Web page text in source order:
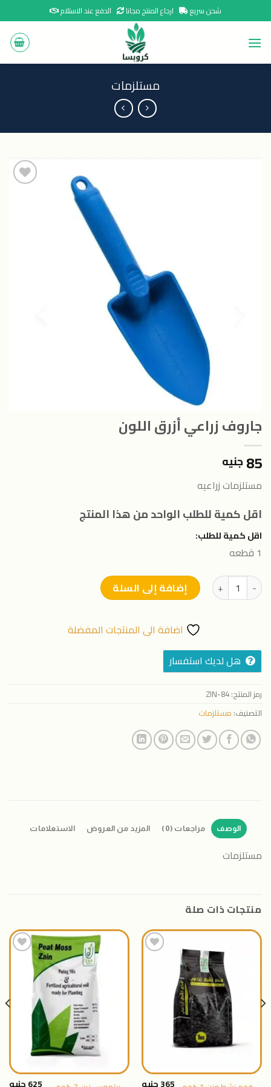
to
content
شحن سريع ارجاع المنتج مجانا الدفع عند الاستلام
مستلزمات
جاروف زراعي أزرق اللون
85 جنيه
مستلزمات زراعيه
اقل كمية للطلب الواحد من هذا المنتج
اقل كمية للطلب:
1 قطعه
كمية جاروف زراعي أزرق اللونإضافة إلى السلة
اضافة الى المنتجات المفضلة
هل لديك استفسار
رمز المنتج:ZIN-84
التصنيف: مستلزمات
الوصف مراجعات (0) المزيد من العروض الاستعلامات
مستلزمات
منتجات ذات صلة
المنتجات
المفضلة